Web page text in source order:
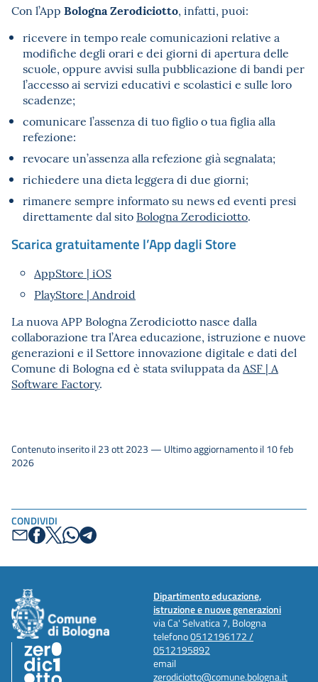
CONDIVIDI
Con l’App Bologna Zerodiciotto, infatti, puoi:
ricevere in tempo reale comunicazioni relative a
modifiche degli orari e dei giorni di apertura delle
scuole, oppure avvisi sulla pubblicazione di bandi per
l’accesso ai servizi educativi e scolastici e sulle loro
scadenze;
comunicare l’assenza di tuo figlio o tua figlia alla
refezione:
revocare un’assenza alla refezione già segnalata;
richiedere una dieta leggera di due giorni;
rimanere sempre informato su news ed eventi presi
direttamente dal sito Bologna Zerodiciotto.
Scarica gratuitamente l’App dagli Store
AppStore | iOS
PlayStore | Android
La nuova APP Bologna Zerodiciotto nasce dalla
collaborazione tra l’Area educazione, istruzione e nuove
generazioni e il Settore innovazione digitale e dati del
Comune di Bologna ed è stata sviluppata da ASF | A
Software Factory.
Contenuto inserito il 23 ott 2023 — Ultimo aggiornamento il 10 feb
2026
Dipartimento educazione,
istruzione e nuove generazioni
via Ca' Selvatica 7, Bologna
telefono0512196172 /
0512195892
email
zerodiciotto@comune.bologna.it